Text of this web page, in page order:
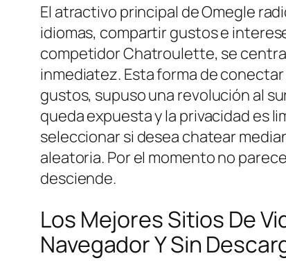
El atractivo principal de Omegle
idiomas, compartir gustos e
competidor Chatroulette, se
inmediatez. Esta forma de
gustos, supuso una revolución al
queda expuesta y la privacidad es
seleccionar si desea chatear
aleatoria. Por el momento no
desciende.
Los Mejores Sitios De
Navegador Y Sin